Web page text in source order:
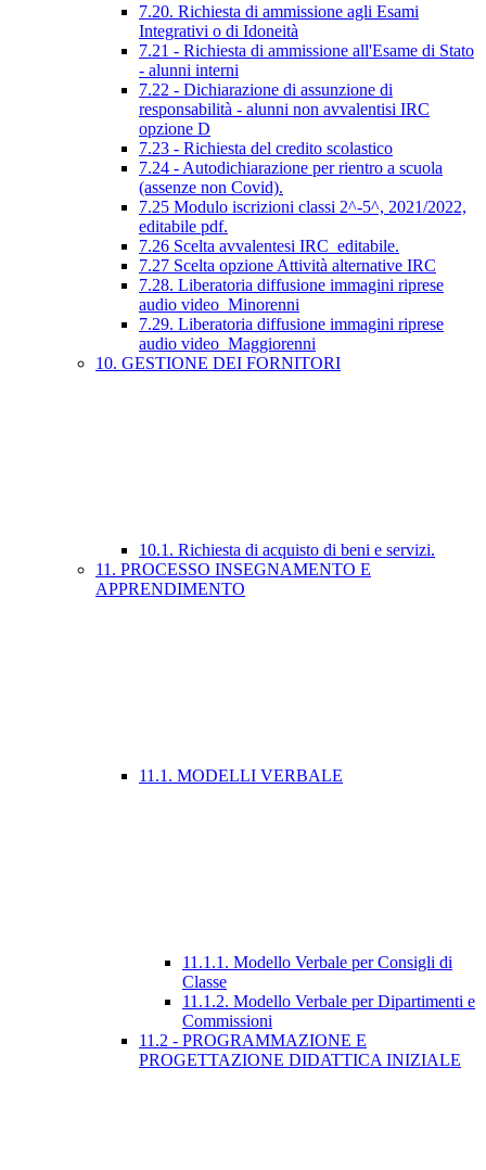
7.20. Richiesta di ammissione agli Esami
Integrativi o di Idoneità
7.21 - Richiesta di ammissione all'Esame di Stato
- alunni interni
7.22 - Dichiarazione di assunzione di
responsabilità - alunni non avvalentisi IRC
opzione D
7.23 - Richiesta del credito scolastico
7.24 - Autodichiarazione per rientro a scuola
(assenze non Covid).
7.25 Modulo iscrizioni classi 2^-5^, 2021/2022,
editabile pdf.
7.26 Scelta avvalentesi IRC_editabile.
7.27 Scelta opzione Attività alternative IRC
7.28. Liberatoria diffusione immagini riprese
audio video_Minorenni
7.29. Liberatoria diffusione immagini riprese
audio video_Maggiorenni
10. GESTIONE DEI FORNITORI
10.1. Richiesta di acquisto di beni e servizi.
11. PROCESSO INSEGNAMENTO E
APPRENDIMENTO
11.1. MODELLI VERBALE
11.1.1. Modello Verbale per Consigli di
Classe
11.1.2. Modello Verbale per Dipartimenti e
Commissioni
11.2 - PROGRAMMAZIONE E
PROGETTAZIONE DIDATTICA INIZIALE